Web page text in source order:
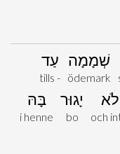
שְׁמָמָה
ödemark
עַד
tills -
och
יָגוּר
bo
בָּהּ
i henne